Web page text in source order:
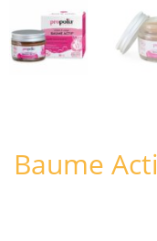
Baume